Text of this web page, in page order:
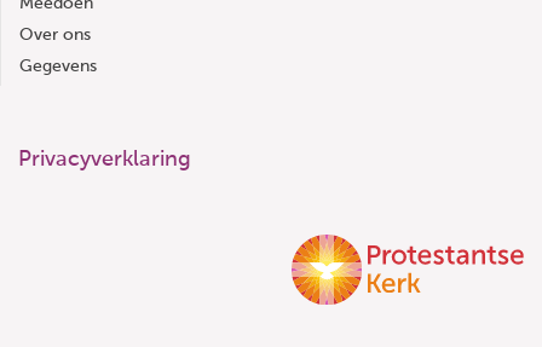
Meedoen
Over ons
Gegevens
Privacyverklaring